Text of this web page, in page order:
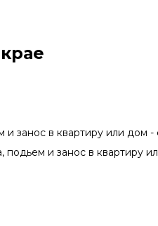
и занос в квартиру или дом
подьем и занос в квартиру